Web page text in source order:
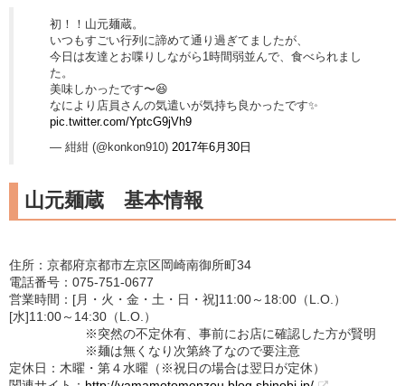
初！！山元麺蔵。
いつもすごい行列に諦めて通り過ぎてましたが、
今日は友達とお喋りしながら1時間弱並んで、食べられまし
た。
美味しかったです〜😆
なにより店員さんの気遣いが気持ち良かったです✨
pic.twitter.com/YptcG9jVh9
— 紺紺 (@konkon910) 2017年6月30日
山元麺蔵 基本情報
住所：京都府京都市左京区岡崎南御所町34
電話番号：075-751-0677
営業時間：[月・火・金・土・日・祝]11:00～18:00（L.O.）
[水]11:00～14:30（L.O.）
※突然の不定休有、事前にお店に確認した方が賢明
※麺は無くなり次第終了なので要注意
定休日：木曜・第４水曜（※祝日の場合は翌日が定休）